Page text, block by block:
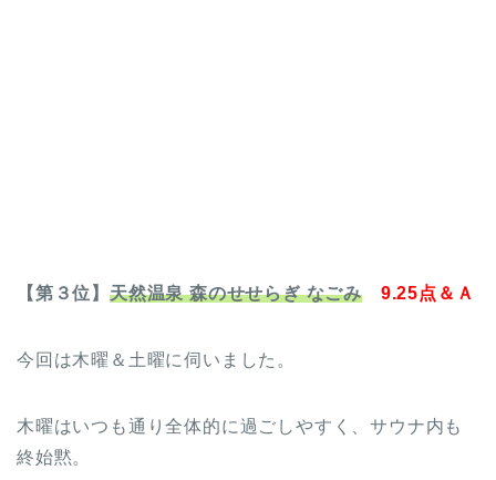
【第３位】 天然温泉 森のせせらぎ なごみ 9.25点＆Ａ
今回は木曜＆土曜に伺いました。
木曜はいつも通り全体的に過ごしやすく、サウナ内も
終始黙。